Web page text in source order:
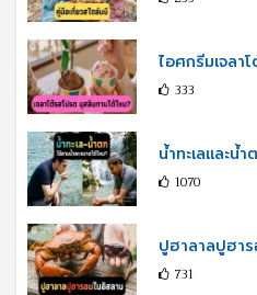
ไอศกรีมเจลา
333
น้ำทะเลและน้
1070
ปูฮาลาลปูฮา
731